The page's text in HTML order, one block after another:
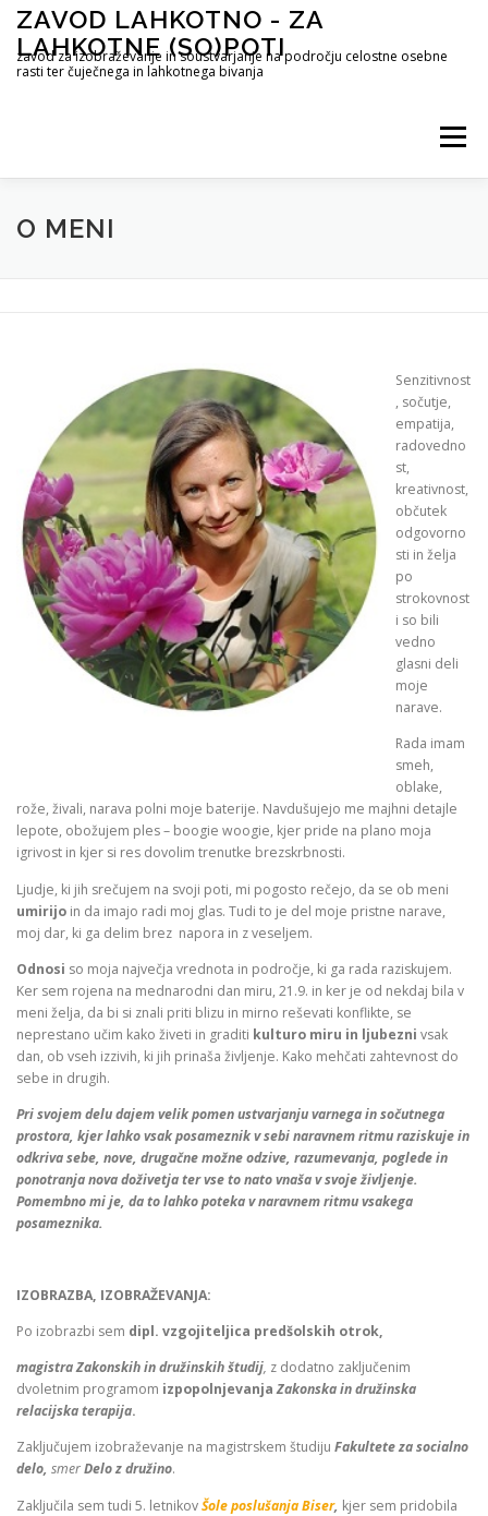
Preskoči
vsebino
ZAVOD LAHKOTNO - ZA
LAHKOTNE (SO)POTI
zavod za izobraževanje in soustvarjanje na področju celostne osebne
rasti ter čuječnega in lahkotnega bivanja
Meni
STORITVE
KONTAKT
O MENI
Senzitivnost
, sočutje,
empatija,
radovedno
st,
kreativnost,
občutek
odgovorno
sti in želja
po
strokovnost
i so bili
vedno
glasni deli
moje
narave.
Rada imam
smeh,
oblake,
rože, živali, narava polni moje baterije. Navdušujejo me majhni detajle
lepote, obožujem ples – boogie woogie, kjer pride na plano moja
igrivost in kjer si res dovolim trenutke brezskrbnosti.
Ljudje, ki jih srečujem na svoji poti, mi pogosto rečejo, da se ob meni
umirijo in da imajo radi moj glas. Tudi to je del moje pristne narave,
moj dar, ki ga delim brez napora in z veseljem.
Odnosi so moja največja vrednota in področje, ki ga rada raziskujem.
Ker sem rojena na mednarodni dan miru, 21.9. in ker je od nekdaj bila v
meni želja, da bi si znali priti blizu in mirno reševati konflikte, se
neprestano učim kako živeti in graditi kulturo miru in ljubezni vsak
dan, ob vseh izzivih, ki jih prinaša življenje. Kako mehčati zahtevnost do
sebe in drugih.
Pri svojem delu dajem velik pomen ustvarjanju varnega in sočutnega
prostora, kjer lahko vsak posameznik v sebi naravnem ritmuraziskuje in
odkriva sebe, nove, drugačne možne odzive, razumevanja, poglede in
ponotranja nova doživetja ter vse to nato vnaša v svoje življenje.
Pomembno mi je, da to lahko poteka v naravnem ritmu vsakega
posameznika.
IZOBRAZBA, IZOBRAŽEVANJA:
Po izobrazbi sem dipl. vzgojiteljica predšolskih otrok,
magistra Zakonskih in družinskih študij, z dodatno zaključenim
dvoletnim programom izpopolnjevanjaZakonska in družinska
relacijska terapija.
Zaključujem izobraževanje na magistrskem študiju Fakultete za socialno
delo, smerDelo z družino.
Zaključila sem tudi 5. letnikovŠole poslušanja Biser, kjer sem pridobila